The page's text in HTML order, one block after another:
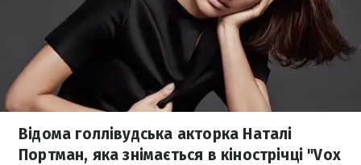
Відома голлівудська акторка Наталі
Портман, яка знімається в кінострічці "Vox